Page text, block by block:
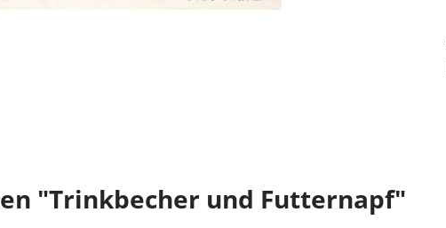
"Trinkbecher und Futternapf"